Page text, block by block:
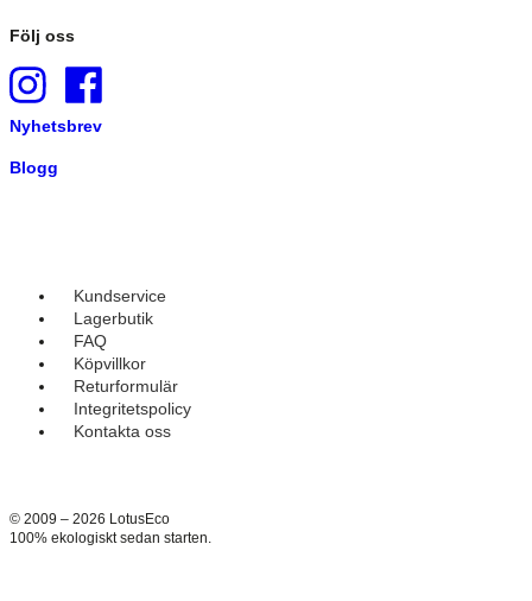
Följ oss
Nyhetsbrev
Blogg
Kundservice
Lagerbutik
FAQ
Köpvillkor
Returformulär
Integritetspolicy
Kontakta oss
© 2009 – 2026 LotusEco
100% ekologiskt sedan starten.